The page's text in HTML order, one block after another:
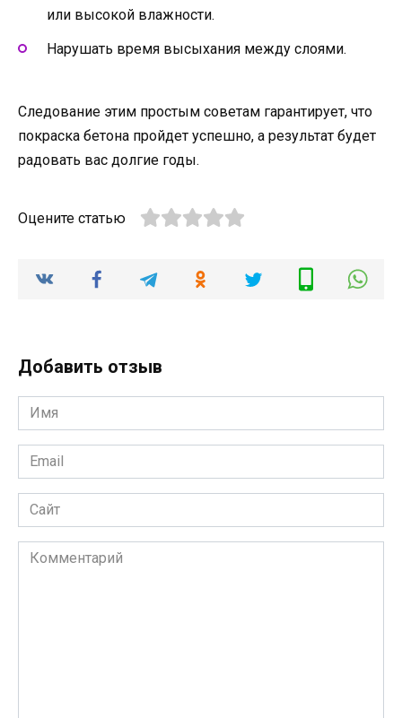
или высокой влажности.
Нарушать время высыхания между слоями.
Следование этим простым советам гарантирует, что
покраска бетона пройдет успешно, а результат будет
радовать вас долгие годы.
Оцените статью
Добавить отзыв
Имя
*
Email
*
Сайт
Комментарий